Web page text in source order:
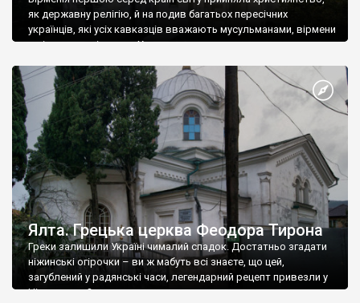
як державну релігію, й на подив багатьох пересічних
українців, які усіх кавказців вважають мусульманами, вірмени
є відданими вірянами Христа
Ялта. Грецька церква Феодора Тирона
Греки залишили Україні чималий спадок. Достатньо згадати
ніжинські огірочки – ви ж мабуть всі знаєте, що цей,
загублений у радянські часи, легендарний рецепт привезли у
Ніжин греки?